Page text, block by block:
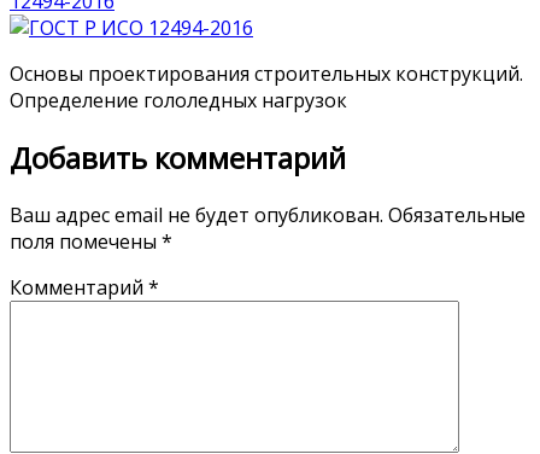
Основы проектирования строительных конструкций.
Определение гололедных нагрузок
Добавить комментарий
Ваш адрес email не будет опубликован. Обязательные
поля помечены *
Комментарий *